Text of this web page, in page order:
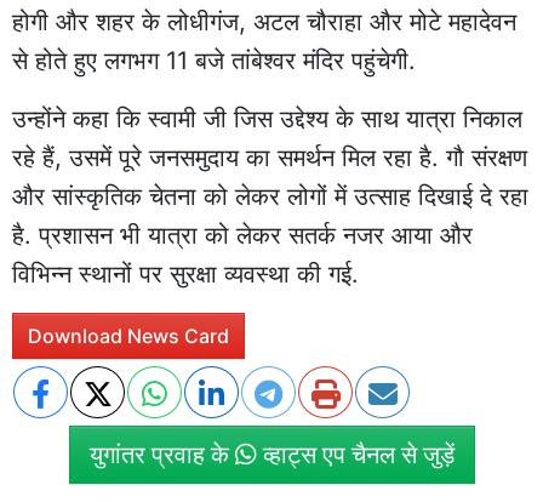
होगी और शहर के लोधीगंज, अटल चौराहा और मोटे महादेवन
से होते हुए लगभग 11 बजे तांबेश्वर मंदिर पहुंचेगी.
उन्होंने कहा कि स्वामी जी जिस उद्देश्य के साथ यात्रा निकाल
रहे हैं, उसमें पूरे जनसमुदाय का समर्थन मिल रहा है. गौ संरक्षण
और सांस्कृतिक चेतना को लेकर लोगों में उत्साह दिखाई दे रहा
है. प्रशासन भी यात्रा को लेकर सतर्क नजर आया और
विभिन्न स्थानों पर सुरक्षा व्यवस्था की गई.
Download News Card
युगांतर प्रवाह के व्हाट्स एप चैनल से जुड़ें